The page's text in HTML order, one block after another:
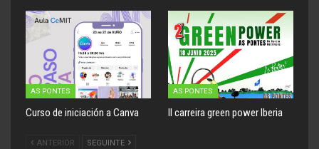
AS PONTES
Curso de iniciación a Canva
AS PONTES
II carreira green power Iberia
ANTERIOR SEGUINTE